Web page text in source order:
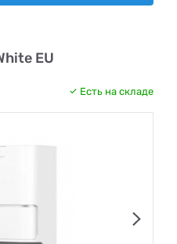
EU
Есть на складе